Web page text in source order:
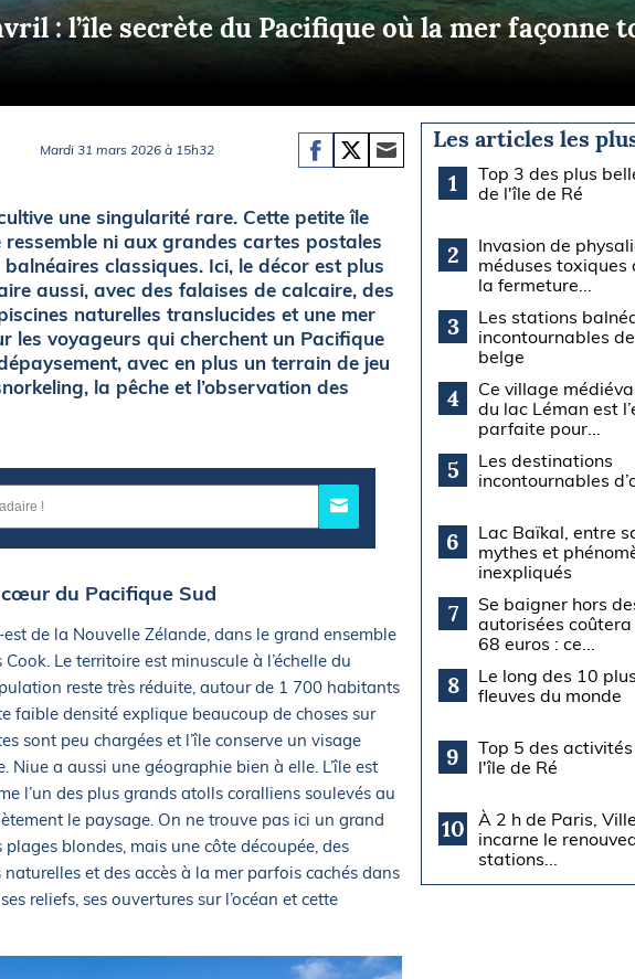
: l’île secrète du Pacifique où la mer façonne
Mardi 31 mars 2026 à 15h32
une singularité rare. Cette petite île
ressemble ni aux grandes cartes postales
classiques. Ici, le décor est plus
aussi, avec des falaises de calcaire, des
naturelles translucides et une mer
les voyageurs qui cherchent un Pacifique
avec en plus un terrain de jeu
la pêche et l’observation des
du Pacifique Sud
de la Nouvelle Zélande, dans le grand ensemble
Le territoire est minuscule à l’échelle du
reste très réduite, autour de 1 700 habitants
faible densité explique beaucoup de choses sur
sont peu chargées et l’île conserve un visage
a aussi une géographie bien à elle. L’île est
l’un des plus grands atolls coralliens soulevés au
le paysage. On ne trouve pas ici un grand
blondes, mais une côte découpée, des
et des accès à la mer parfois cachés dans
reliefs, ses ouvertures sur l’océan et cette
Les articles les
1
Top 3 des plus
de l'île de Ré
2
Invasion de
méduses toxiques
la fermeture...
3
Les stations
incontournables
belge
4
Ce village
du lac Léman est
parfaite pour...
5
Les destinations
incontournables
6
Lac Baïkal, entre
mythes et
inexpliqués
7
Se baigner hors
autorisées
68 euros : ce...
8
Le long des 10
fleuves du monde
9
Top 5 des
l'île de Ré
10
À 2 h de Paris,
incarne le
stations...